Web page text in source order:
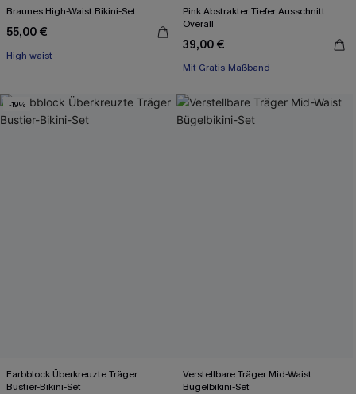
Braunes High-Waist Bikini-Set
55,00 €
High waist
Pink Abstrakter Tiefer Ausschnitt
Overall
39,00 €
Mit Gratis-Maßband
Gesmokt
-19%
Farbblock Überkreuzte Träger
Bustier-Bikini-Set
Verstellbare Träger Mid-Waist
Bügelbikini-Set